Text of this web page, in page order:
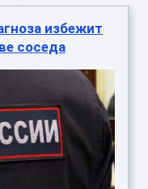
избежит
соседа